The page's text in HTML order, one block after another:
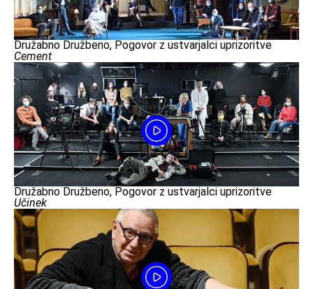
Družabno Družbeno, Pogovor z ustvarjalci uprizoritve
Cement
Družabno Družbeno, Pogovor z ustvarjalci uprizoritve
Učinek